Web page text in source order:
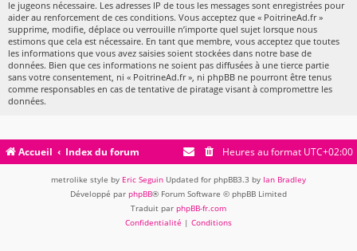
le jugeons nécessaire. Les adresses IP de tous les messages sont enregistrées pour
aider au renforcement de ces conditions. Vous acceptez que « PoitrineAd.fr »
supprime, modifie, déplace ou verrouille n’importe quel sujet lorsque nous
estimons que cela est nécessaire. En tant que membre, vous acceptez que toutes
les informations que vous avez saisies soient stockées dans notre base de
données. Bien que ces informations ne soient pas diffusées à une tierce partie
sans votre consentement, ni « PoitrineAd.fr », ni phpBB ne pourront être tenus
comme responsables en cas de tentative de piratage visant à compromettre les
données.
Accueil Index du forum Heures au format UTC+02:00
metrolike style by Eric Seguin Updated for phpBB3.3 by Ian Bradley
Développé par phpBB® Forum Software © phpBB Limited
Traduit par phpBB-fr.com
Confidentialité | Conditions